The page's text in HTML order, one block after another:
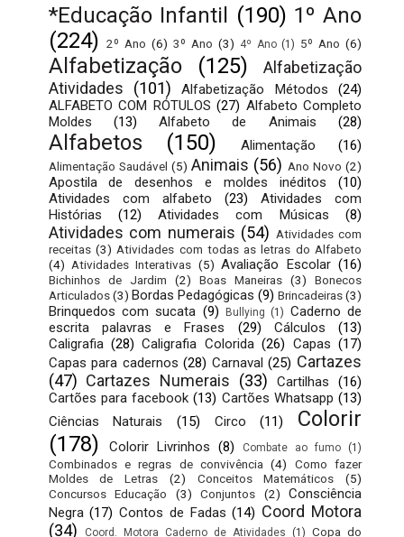
*Educação Infantil (190) 1º Ano
(224) 2º Ano (6) 3º Ano (3) 4º Ano (1) 5º Ano (6)
Alfabetização (125)
Alfabetização
Atividades
(101) Alfabetização Métodos
(24)
ALFABETO COM RÓTULOS (27) Alfabeto Completo
Moldes
(13) Alfabeto de Animais (28)
Alfabetos (150) Alimentação (16)
Alimentação Saudável (5) Animais (56) Ano Novo (2)
Apostila de desenhos e moldes inéditos
(10)
Atividades com alfabeto
(23)
Atividades com
Histórias
(12) Atividades com Músicas (8)
Atividades com numerais (54) Atividades com
receitas (3) Atividades com todas as letras do Alfabeto
(4) Atividades Interativas (5) Avaliação Escolar (16)
Bichinhos de Jardim (2) Boas Maneiras (3)
Bonecos
Articulados (3) Bordas Pedagógicas (9) Brincadeiras(3)
Brinquedos com sucata (9) Bullying (1) Caderno de
escrita palavras e Frases
(29) Cálculos
(13)
Caligrafia (28) Caligrafia Colorida (26) Capas (17)
Capas para cadernos (28) Carnaval (25) Cartazes
(47) Cartazes Numerais (33) Cartilhas
(16)
Cartões para facebook (13) Cartões Whatsapp (13)
Ciências Naturais
(15) Circo (11)
Colorir
(178)
Colorir Livrinhos (8) Combate ao fumo (1)
Combinados e regras de convivência (4)
Como fazer
Moldes de Letras
(2) Conceitos Matemáticos
(5)
Concursos Educação
(3) Conjuntos (2)
Consciência
Negra (17) Contos de Fadas (14) Coord Motora
(34)
Coord. Motora Caderno de Atividades (1) Copa do